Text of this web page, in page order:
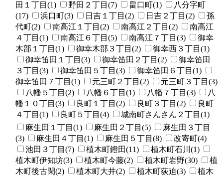
田１丁目(1)
野田２丁目(7) 畠口町(1)
八分字町
(17)
浜口町(3) 日吉１丁目(2) 日吉２丁目(2)
孫
代町(2)
南高江１丁目(2) 南高江２丁目(2)
南高江
４丁目(1)
南高江６丁目(5) 南高江７丁目(3)
御幸
木部１丁目(1)
御幸木部３丁目(2)
御幸西３丁目(1)
御幸笛田１丁目(3)
御幸笛田２丁目(2)
御幸笛田
３丁目(3)
御幸笛田５丁目(3)
御幸笛田６丁目(1)
御幸笛田７丁目(1)
元三町２丁目(2)
元三町３丁目(3)
八幡５丁目(2)
八幡６丁目(1) 八幡７丁目(3)
八
幡１０丁目(3)
良町１丁目(2) 良町３丁目(2)
良町
４丁目(1)
良町５丁目(4) 城南町さんさん２丁目(1)
麻生田１丁目(1) 麻生田２丁目(5)
麻生田３丁目
(3)
麻生田４丁目(1) 麻生田５丁目(8)
改寄町(4)
池田３丁目(7)
植木町鐙田(11)
植木町石川(1)
植木町伊知坊(3)
植木町今藤(2) 植木町岩野(30)
植
木町後古閑(2)
植木町大井(2) 植木町荻迫(3)
植木